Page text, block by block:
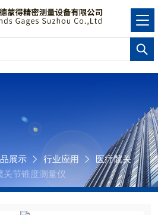
展示 行业应用
医疗髋关
关节锥度测量仪